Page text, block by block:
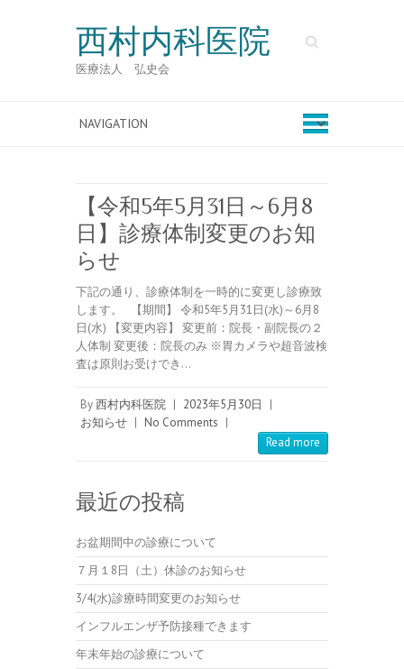
Search
西村内科医院
医療法人 弘史会
【令和5年5月31日～6月8
日】診療体制変更のお知
らせ
下記の通り、診療体制を一時的に変更し診療致
します。 【期間】 令和5年5月31日(水)～6月8
日(水) 【変更内容】 変更前：院長・副院長の２
人体制 変更後：院長のみ ※胃カメラや超音波検
査は原則お受けでき…
By西村内科医院 | 2023年5月30日
|
お知らせ | No Comments |
Read more
最近の投稿
お盆期間中の診療について
７月１8日（土）休診のお知らせ
3/4(水)診療時間変更のお知らせ
インフルエンザ予防接種できます
年末年始の診療について